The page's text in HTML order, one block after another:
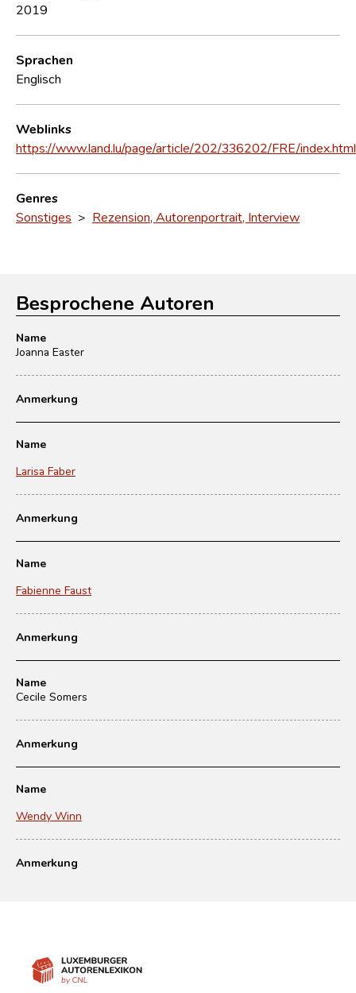
2019
Sprachen
Englisch
Weblinks
https://www.land.lu/page/article/202/336202/FRE/index.html
Genres
Sonstiges > Rezension, Autorenportrait, Interview
Besprochene Autoren
Name
Joanna Easter
Anmerkung
Name
Larisa Faber
Anmerkung
Name
Fabienne Faust
Anmerkung
Name
Cecile Somers
Anmerkung
Name
Wendy Winn
Anmerkung